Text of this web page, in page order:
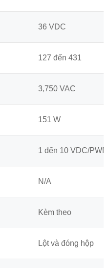
36 VDC
127 đến 431
3,750 VAC
151 W
1 đến 10 VDC/PWM
N/A
Kèm theo
Lột và đóng hộp